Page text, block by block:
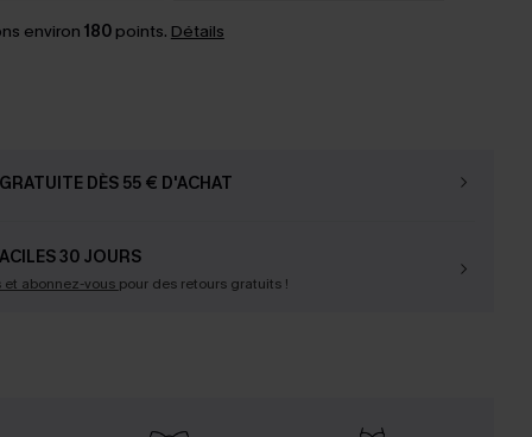
environ 180points. Détails
DÈS 55 € D'ACHAT
30 JOURS
et abonnez-vous pour des retours gratuits !